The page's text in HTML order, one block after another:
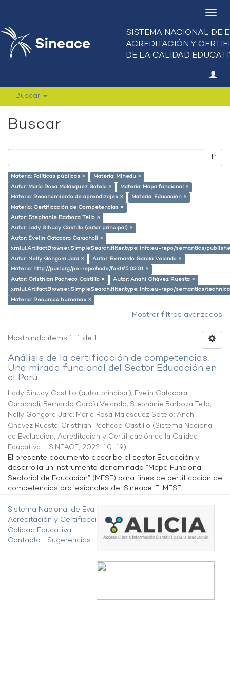
Buscar
Buscar
Ir
Materia: Políticas públicas ×
Materia: Minedu ×
Autor: María Rosa Malásquez Sotelo ×
Materia: Mapa funcional ×
Materia: Reconomiento de aprendizajes ×
Materia: Educación ×
Materia: Certificación de Competencias ×
Autor: Stephanie Barboza Tello ×
Autor: Lady Sihuay Castillo (autor principal) ×
Autor: Evelin Catacora Caracholi ×
xmlui.ArtifactBrowser.SimpleSearch.filter.type: info:eu-repo/semantics/
Autor: Nelly Góngora Jara ×
Autor: Bernardo García Velando ×
Materia: http://purl.org/pe-repo/ocde/ford#5.03.01 ×
Autor: Cristhian Pacheco Castillo ×
Autor: Anahí Chávez Ruesta ×
xmlui.ArtifactBrowser.SimpleSearch.filter.type: info:eu-repo/semantics/
Materia: Recursos humanos ×
Mostrar filtros avanzados
Mostrando ítems 1-1 de 1
Análisis de la certificación de competencias:
Una mirada funcional del Sector Educación en
el Perú
Lady Sihuay Castillo (autor principal); Evelin Catacora
Caracholi; Bernardo García Velando; Stephanie Barboza Tello;
Nelly Góngora Jara; María Rosa Malásquez Sotelo; Anahí
Chávez Ruesta; Cristhian Pacheco Castillo (Sistema Nacional
de Evaluación, Acreditación y Certificación de la Calidad
Educativa - SINEACE, 2022-10-19)
El presente documento describe al sector Educación y
desarrolla un instrumento denominado “Mapa Funcional
Sectorial de Educación” (MFSE) para fines de certificación de
competencias profesionales del Sineace. El MFSE ...
Sistema Nacional de Evaluación,
Acreditación y Certificación de la
Calidad Educativa
Contacto
Sugerencias